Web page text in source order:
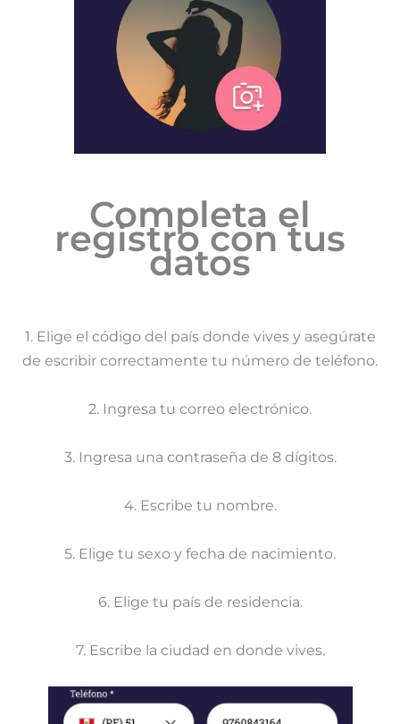
Completa el
registro con tus
datos
1. Elige el código del país donde vives y asegúrate
de escribir correctamente tu número de teléfono.
2. Ingresa tu correo electrónico.
3. Ingresa una contraseña de 8 dígitos.
4. Escribe tu nombre.
5. Elige tu sexo y fecha de nacimiento.
6. Elige tu país de residencia.
7. Escribe la ciudad en donde vives.